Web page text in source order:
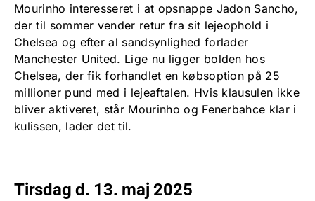
Mourinho interesseret i at opsnappe Jadon Sancho,
der til sommer vender retur fra sit lejeophold i
Chelsea og efter al sandsynlighed forlader
Manchester United. Lige nu ligger bolden hos
Chelsea, der fik forhandlet en købsoption på 25
millioner pund med i lejeaftalen. Hvis klausulen ikke
bliver aktiveret, står Mourinho og Fenerbahce klar i
kulissen, lader det til.
Tirsdag d. 13. maj 2025